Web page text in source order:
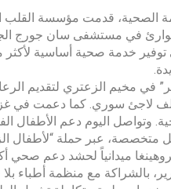
الصحية، قدمت مؤسسة القلب
في مستشفى سان جورج
في مخيم الزعتري لتقديم
اليوم دعم الأطفال
متخصصة، عبر حملة “لأطفال
ميدانياً لحشد دعم صحي